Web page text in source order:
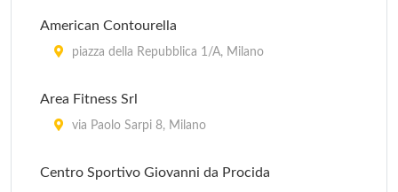
Bodyline
Brera Sport Club
American Contourella
piazza della Repubblica 1/A, Milano
Area Fitness Srl
via Paolo Sarpi 8, Milano
Centro Sportivo Giovanni da Procida